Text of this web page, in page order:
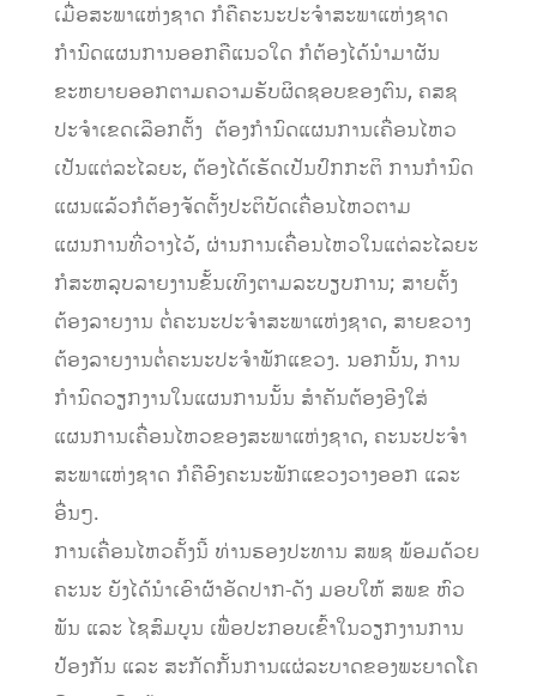
ເມື່ອສະພາແຫ່ງຊາດ ກໍຄືຄະນະປະຈຳສະພາແຫ່ງຊາດ
ກຳນົດແຜນການອອກຄືແນວໃດ ກໍຕ້ອງໄດ້ນໍາມາຜັນ
ຂະຫຍາຍອອກຕາມຄວາມຮັບຜິດຊອບຂອງຕົນ, ຄສຊ
ປະຈໍາເຂດເລືອກຕັ້ງ ຕ້ອງກຳນົດແຜນການເຄື່ອນໄຫວ
ເປັນແຕ່ລະໄລຍະ, ຕ້ອງໄດ້ເຮັດເປັນປົກກະຕິ ການກຳນົດ
ແຜນແລ້ວກໍຕ້ອງຈັດຕັ້ງປະຕິບັດເຄື່ອນໄຫວຕາມ
ແຜນການທີ່ວາງໄວ້, ຜ່ານການເຄື່ອນໄຫວໃນແຕ່ລະໄລຍະ
ກໍສະຫລຸບລາຍງານຂັ້ນເທິງຕາມລະບຽບການ; ສາຍຕັ້ງ
ຕ້ອງລາຍງານ ຕໍ່ຄະນະປະຈຳສະພາແຫ່ງຊາດ, ສາຍຂວາງ
ຕ້ອງລາຍງານຕໍ່ຄະນະປະຈຳພັກແຂວງ. ນອກນັ້ນ, ການ
ກຳນົດວຽກງານໃນແຜນການນັ້ນ ສຳຄັນຕ້ອງອີງໃສ່
ແຜນການເຄື່ອນໄຫວຂອງສະພາແຫ່ງຊາດ, ຄະນະປະຈໍາ
ສະພາແຫ່ງຊາດ ກໍຄືອົງຄະນະພັກແຂວງວາງອອກ ແລະ
ອື່ນໆ.
ການເຄື່ອນໄຫວຄັ້ງນີ້ ທ່ານຮອງປະທານ ສພຊ ພ້ອມດ້ວຍ
ຄະນະ ຍັງໄດ້ນຳເອົາຜ້າອັດປາກ-ດັງ ມອບໃຫ້ ສພຂ ຫົວ
ພັນ ແລະ ໄຊສົມບູນ ເພື່ອປະກອບເຂົ້າໃນວຽກງານການ
ປ້ອງກັນ ແລະ ສະກັດກັ້ນການແຜ່ລະບາດຂອງພະຍາດໂຄ